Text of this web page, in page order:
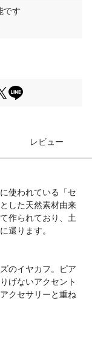
です
レビュー
使われている「セ
した天然素材由来
作られており、土
還ります。
のイヤカフ。ピア
げないアクセント
クセサリーと重ね